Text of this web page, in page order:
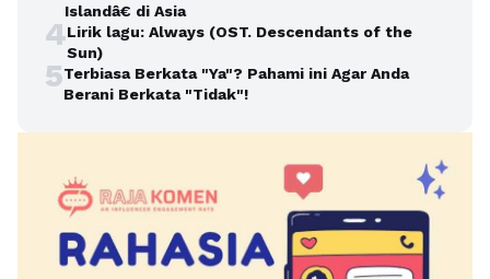
Islandâ€ di Asia
4Lirik lagu: Always (OST. Descendants of the
Sun)
5Terbiasa Berkata "Ya"? Pahami ini Agar Anda
Berani Berkata "Tidak"!